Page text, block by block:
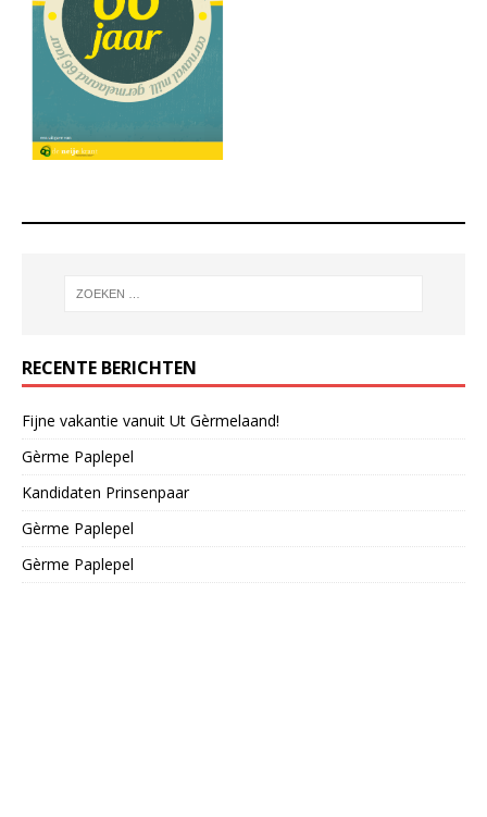
RECENTE BERICHTEN
Fijne vakantie vanuit Ut Gèrmelaand!
Gèrme Paplepel
Kandidaten Prinsenpaar
Gèrme Paplepel
Gèrme Paplepel